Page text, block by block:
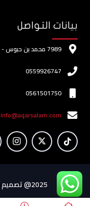
بيانات التواصل
7989 محمد بن حبوس - حي بلدة ذهبان - جدة
0559926747
0561501750
info@aqarsalam.com